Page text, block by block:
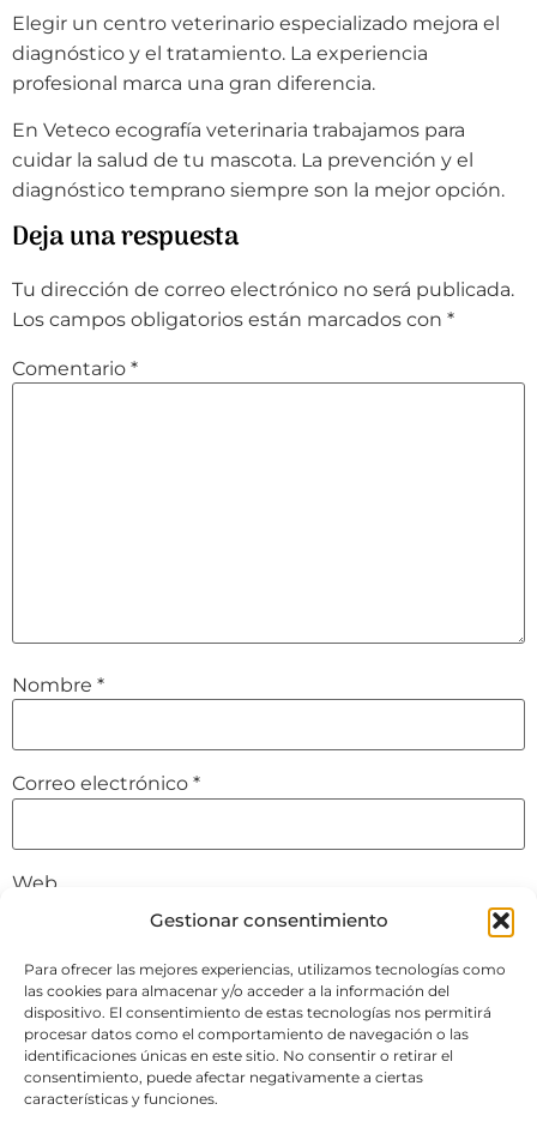
Gestionar consentimiento
Para ofrecer las mejores experiencias, utilizamos tecnologías como
las cookies para almacenar y/o acceder a la información del
dispositivo. El consentimiento de estas tecnologías nos permitirá
procesar datos como el comportamiento de navegación o las
identificaciones únicas en este sitio. No consentir o retirar el
consentimiento, puede afectar negativamente a ciertas
características y funciones.
Elegir un centro veterinario especializado mejora el
diagnóstico y el tratamiento. La experiencia
profesional marca una gran diferencia.
En Veteco ecografía veterinaria trabajamos para
cuidar la salud de tu mascota. La prevención y el
diagnóstico temprano siempre son la mejor opción.
Deja una respuesta
Tu dirección de correo electrónico no será publicada.
Los campos obligatorios están marcados con *
Comentario *
Nombre *
Correo electrónico *
Web
Guarda mi nombre, correo electrónico y web en este
navegador para la próxima vez que comente.